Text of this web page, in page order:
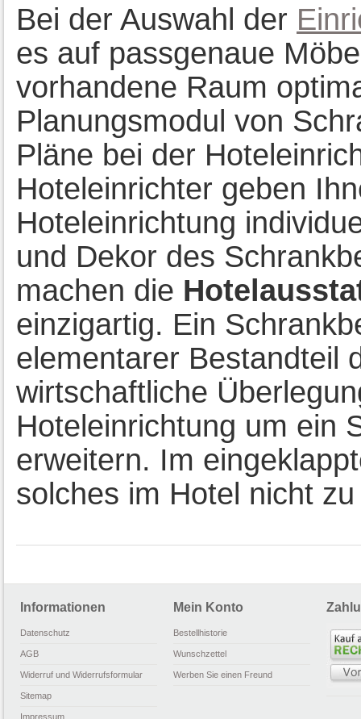
Bei der Auswahl der
es auf passgenaue
vorhandene Raum
Planungsmodul von
Pläne bei der
Hoteleinrichter geben
Hoteleinrichtung
und Dekor des
machen die
einzigartig. Ein
elementarer Bestandteil
wirtschaftliche
Hoteleinrichtung um ein
erweitern. Im
solches im Hotel nicht
Informationen
Datenschutz
AGB
Widerruf und Widerrufsformular
Sitemap
Impressum
Mein Konto
Bestellhistorie
Wunschzettel
Werben Sie einen Freund